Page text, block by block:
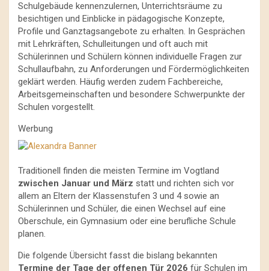
Schulgebäude kennenzulernen, Unterrichtsräume zu
besichtigen und Einblicke in pädagogische Konzepte,
Profile und Ganztagsangebote zu erhalten. In Gesprächen
mit Lehrkräften, Schulleitungen und oft auch mit
Schülerinnen und Schülern können individuelle Fragen zur
Schullaufbahn, zu Anforderungen und Fördermöglichkeiten
geklärt werden. Häufig werden zudem Fachbereiche,
Arbeitsgemeinschaften und besondere Schwerpunkte der
Schulen vorgestellt.
Werbung
Traditionell finden die meisten Termine im Vogtland
zwischen Januar und März statt und richten sich vor
allem an Eltern der Klassenstufen 3 und 4 sowie an
Schülerinnen und Schüler, die einen Wechsel auf eine
Oberschule, ein Gymnasium oder eine berufliche Schule
planen.
Die folgende Übersicht fasst die bislang bekannten
Termine der Tage der offenen Tür 2026 für Schulen im